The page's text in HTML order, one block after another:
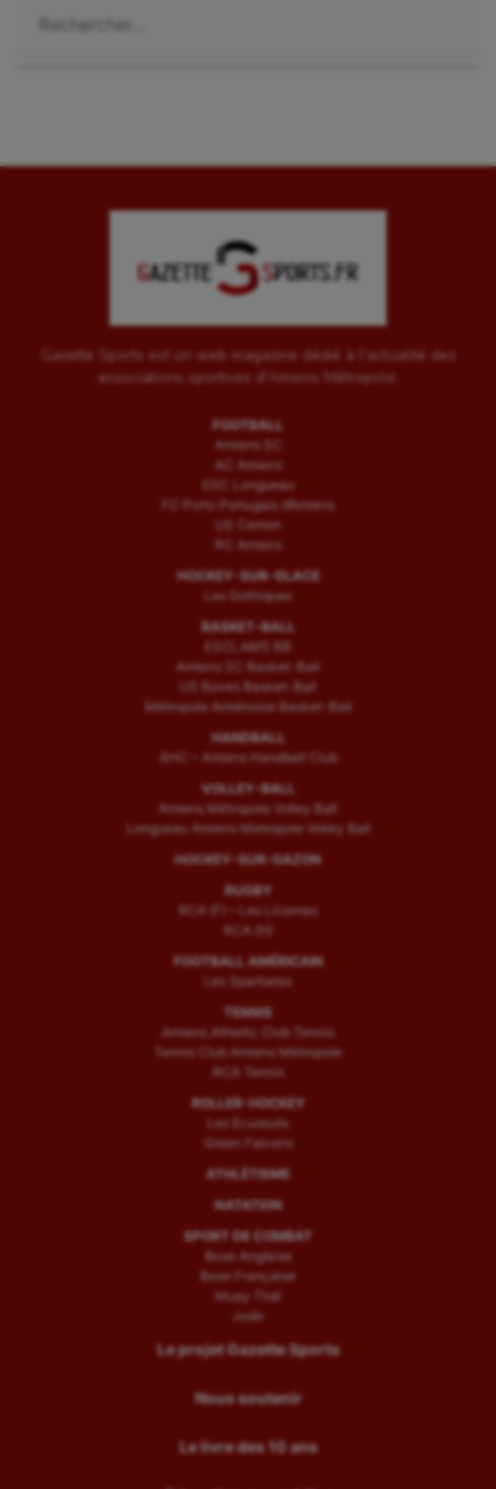
Sauvetage sportif
Sport adapté
Sport handicap
Sport-entreprise
Sport-santé
Tir à l'arc
Ultimate frisbee
Wakeboard
Water-polo
Gazette Sports est un web magazine dédié à l'actualité des
associations sportives d'Amiens Métropole.
FOOTBALL
Amiens SC
AC Amiens
ESC Longueau
FC Porto Portugais d’Amiens
US Camon
RC Amiens
HOCKEY-SUR-GLACE
Les Gothiques
BASKET-BALL
ESCLAMS BB
Amiens SC Basket-Ball
US Boves Basket-Ball
Métropole Amiénoise Basket-Ball
HANDBALL
AHC – Amiens Handball Club
VOLLEY-BALL
Amiens Métropole Volley Ball
Longueau Amiens Metropole Volley Ball
HOCKEY-SUR-GAZON
RUGBY
RCA (F) – Les Licornes
RCA (H)
FOOTBALL AMÉRICAIN
Les Spartiates
TENNIS
Amiens Athletic Club Tennis
Tennis Club Amiens Métropole
RCA Tennis
ROLLER-HOCKEY
Les Ecureuils
Green Falcons
ATHLÉTISME
NATATION
SPORT DE COMBAT
Boxe Anglaise
Boxe Française
Muay Thaï
Judo
Le projet Gazette Sports
Nous soutenir
Le livre des 10 ans